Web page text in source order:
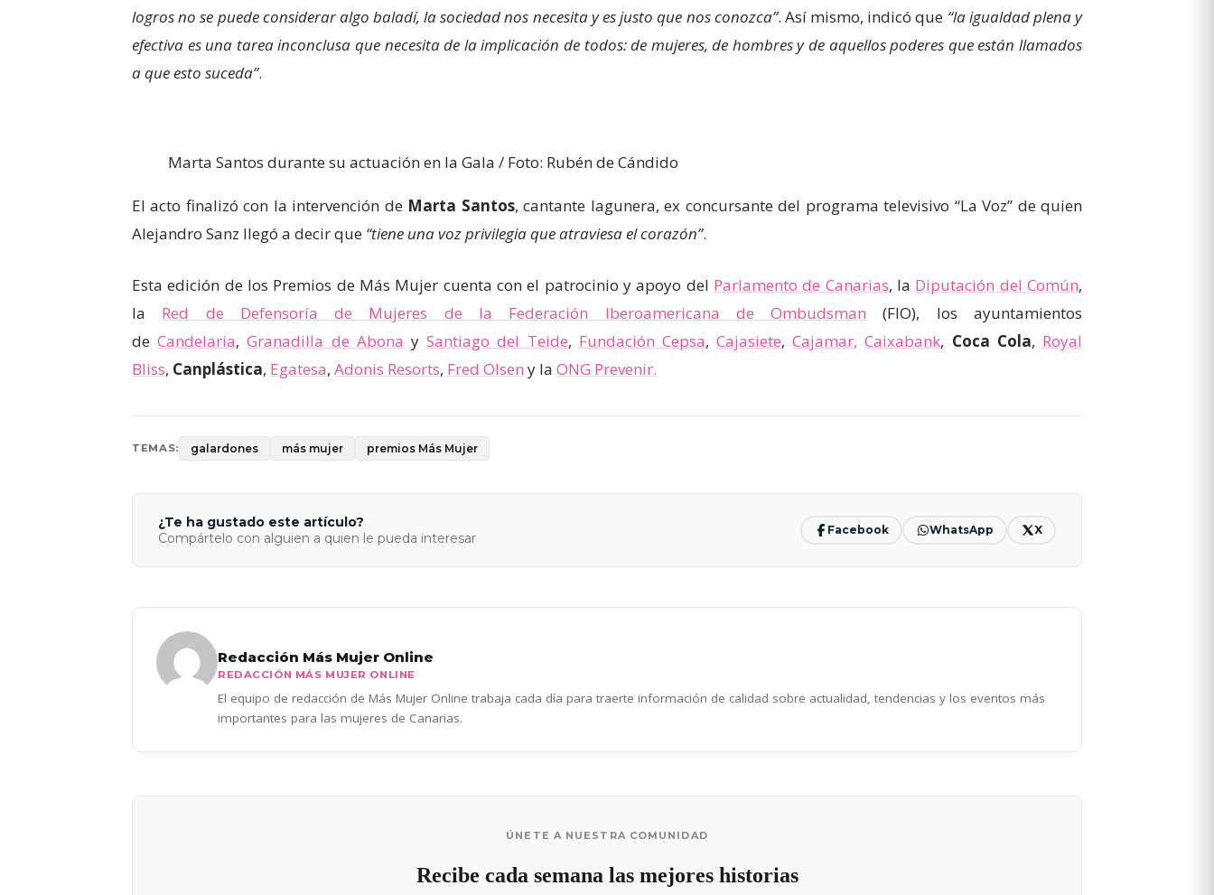
logros no se puede considerar algo baladí, la sociedad nos necesita y es justo que nos conozca”. Así mismo, indicó que “la igualdad plena y
efectiva es una tarea inconclusa que necesita de la implicación de todos: de mujeres, de hombres y de aquellos poderes que están llamados
a que esto suceda”.
Marta Santos durante su actuación en la Gala / Foto: Rubén de Cándido
El acto finalizó con la intervención de Marta Santos, cantante lagunera, ex concursante del programa televisivo “La Voz” de quien
Alejandro Sanz llegó a decir que “tiene una voz privilegia que atraviesa el corazón”.
Esta edición de los Premios de Más Mujer cuenta con el patrocinio y apoyo del Parlamento de Canarias, la Diputación del Común,
la Red de Defensoría de Mujeres de la Federación Iberoamericana de Ombudsman (FIO), los ayuntamientos
deCandelaria,Granadilla de Abona ySantiago del Teide, Fundación Cepsa,Cajasiete,Cajamar, Caixabank, Coca Cola, Royal
Bliss, Canplástica, Egatesa, Adonis Resorts, Fred Olsen y la ONG Prevenir.
TEMAS: galardones más mujer premios Más Mujer
¿Te ha gustado este artículo?
Compártelo con alguien a quien le pueda interesar
Facebook WhatsApp X
Redacción Más Mujer Online
REDACCIÓN MÁS MUJER ONLINE
El equipo de redacción de Más Mujer Online trabaja cada día para traerte información de calidad sobre actualidad, tendencias y los eventos más
importantes para las mujeres de Canarias.
ÚNETE A NUESTRA COMUNIDAD
Recibe cada semana las mejores historias